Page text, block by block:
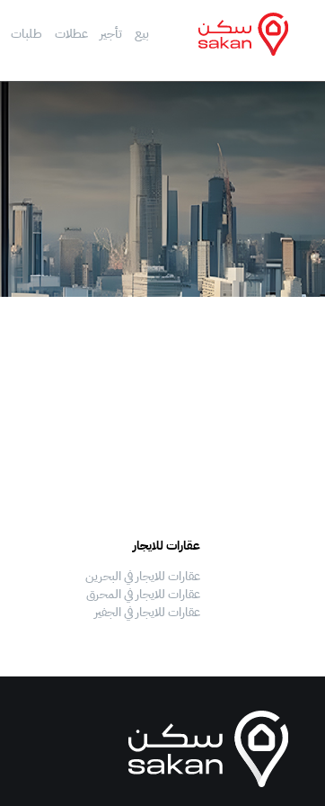
بيع تأجير عطلات طلبات
عقارات للايجار
عقارات للايجار في البحرين
عقارات للايجار في المحرق
عقارات للايجار في الجفير